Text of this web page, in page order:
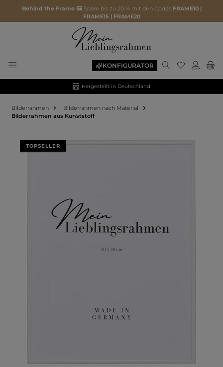
Behind the Frame 🖼️ Spare bis zu 20 % mit den Codes FRAME10 |
FRAME15 | FRAME20
KONFIGURATOR
Hergestellt in Deutschland
Bilderrahmen
Bilderrahmen nach Material
Bilderrahmen aus Kunststoff
Bildergalerie überspringen
TOPSELLER